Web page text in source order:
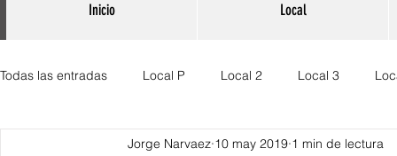
Inicio Local
Todas las entradas Local P Local 2 Local 3
Internacional P Internacional 2
Jorge Narvaez 10 may 2019 1 min de lectura